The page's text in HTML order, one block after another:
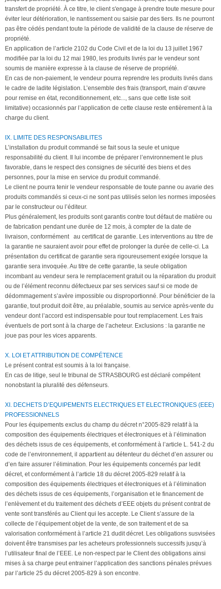
transfert de propriété. À ce titre, le client s'engage à prendre toute mesure pour
éviter leur détérioration, le nantissement ou saisie par des tiers. Ils ne pourront
pas être cédés pendant toute la période de validité de la clause de réserve de
propriété.
En application de l’article 2102 du Code Civil et de la loi du 13 juillet 1967
modifiée par la loi du 12 mai 1980, les produits livrés par le vendeur sont
soumis de manière expresse à la clause de réserve de propriété.
En cas de non-paiement, le vendeur pourra reprendre les produits livrés dans
le cadre de ladite législation. L’ensemble des frais (transport, main d’œuvre
pour remise en état, reconditionnement, etc..., sans que cette liste soit
limitative) occasionnés par l’application de cette clause reste entièrement à la
charge du client.
IX. LIMITE DES RESPONSABILITES
L’installation du produit commandé se fait sous la seule et unique
responsabilité du client. Il lui incombe de préparer l’environnement le plus
favorable, dans le respect des consignes de sécurité des biens et des
personnes, pour la mise en service du produit commandé.
Le client ne pourra tenir le vendeur responsable de toute panne ou avarie des
produits commandés si ceux-ci ne sont pas utilisés selon les normes imposées
par le constructeur ou l’éditeur.
Plus généralement, les produits sont garantis contre tout défaut de matière ou
de fabrication pendant une durée de 12 mois, à compter de la date de
livraison, conformément au certificat de garantie. Les interventions au titre de
la garantie ne sauraient avoir pour effet de prolonger la durée de celle-ci. La
présentation du certificat de garantie sera rigoureusement exigée lorsque la
garantie sera invoquée. Au titre de cette garantie, la seule obligation
incombant au vendeur sera le remplacement gratuit ou la réparation du produit
ou de l’élément reconnu défectueux par ses services sauf si ce mode de
dédommagement s’avère impossible ou disproportionné. Pour bénéficier de la
garantie, tout produit doit être, au préalable, soumis au service après-vente du
vendeur dont l’accord est indispensable pour tout remplacement. Les frais
éventuels de port sont à la charge de l’acheteur. Exclusions : la garantie ne
joue pas pour les vices apparents.
X. LOI ET ATTRIBUTION DE COMPÉTENCE
Le présent contrat est soumis à la loi française.
En cas de litige, seul le tribunal de STRASBOURG est déclaré compétent
nonobstant la pluralité des défenseurs.
XI. DECHETS D’EQUIPEMENTS ELECTRIQUES ET ELECTRONIQUES (EEE)
PROFESSIONNELS
Pour les équipements exclus du champ du décret n°2005-829 relatif à la
composition des équipements électriques et électroniques et à l’élimination
des déchets issus de ces équipements, et conformément à l’article L. 541-2 du
code de l’environnement, il appartient au détenteur du déchet d’en assurer ou
d’en faire assurer l’élimination. Pour les équipements concernés par ledit
décret, et conformément à l’article 18 du décret 2005-829 relatif à la
composition des équipements électriques et électroniques et à l’élimination
des déchets issus de ces équipements, l’organisation et le financement de
l’enlèvement et du traitement des déchets d’EEE objets du présent contrat de
vente sont transférés au Client qui les accepte. Le Client s’assure de la
collecte de l’équipement objet de la vente, de son traitement et de sa
valorisation conformément à l’article 21 dudit décret. Les obligations susvisées
doivent être transmises par les acheteurs professionnels successifs jusqu’à
l’utilisateur final de l’EEE. Le non-respect par le Client des obligations ainsi
mises à sa charge peut entrainer l’application des sanctions pénales prévues
par l’article 25 du décret 2005-829 à son encontre.